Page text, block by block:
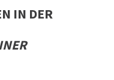
IN DER